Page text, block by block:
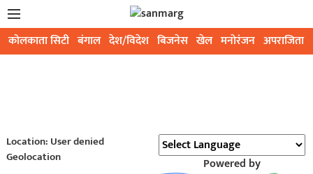
कोलकाता सिटी बंगाल देश/विदेश बिजनेस खेल मनोरंजन अपराजिता
Location: User denied
Geolocation
Powered by